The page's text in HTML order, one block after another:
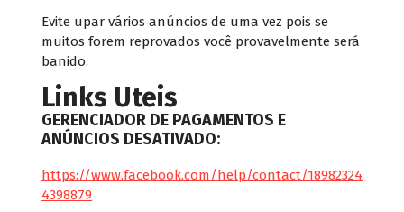
Evite upar vários anúncios de uma vez pois se
muitos forem reprovados você provavelmente será
banido.
Links Uteis
GERENCIADOR DE PAGAMENTOS E
ANÚNCIOS DESATIVADO:
https://www.facebook.com/help/contact/18982324
4398879